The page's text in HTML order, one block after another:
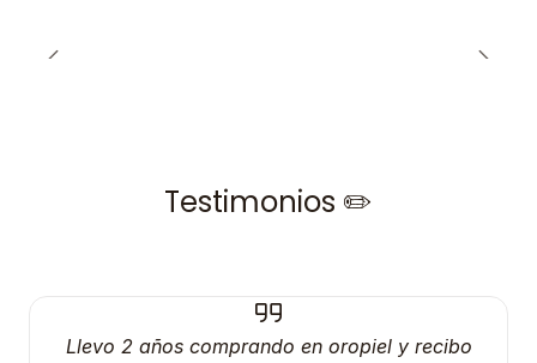
Testimonios ✏️
Llevo 2 años comprando en oropiel y recibo